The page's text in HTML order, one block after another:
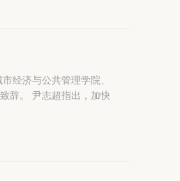
经济与公共管理学院、
加快